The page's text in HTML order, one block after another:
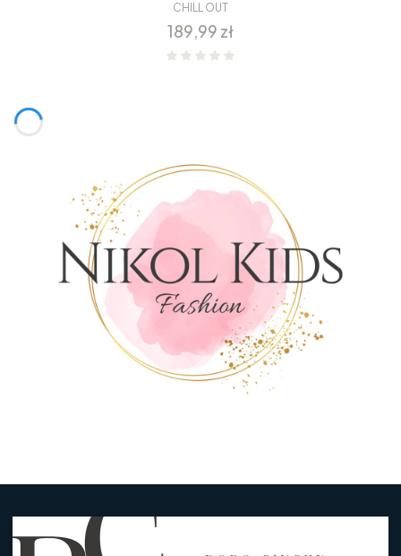
CHILL OUT
Cena
189,99 zł